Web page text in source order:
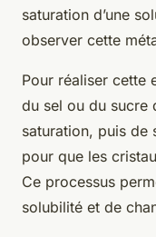
saturation d’une
observer cette
Pour réaliser cette
du sel ou du sucre
saturation, puis de
pour que les
Ce processus
solubilité et de